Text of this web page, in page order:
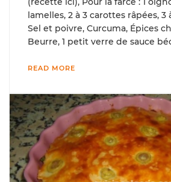
lamelles, 2 à 3 carottes râpées, 3
Sel et poivre, Curcuma, Épices
Beurre, 1 petit verre de sauce
READ MORE